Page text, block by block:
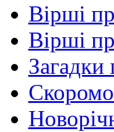
Вірші
Вірші
Загадки